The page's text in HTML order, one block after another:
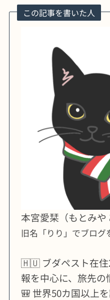
この記事を書いた人
本宮愛栞（もとみや
旧名「りり」でブログ
🇭🇺 ブダペスト在住
報を中心に、旅先の
🎒 世界50カ国以上